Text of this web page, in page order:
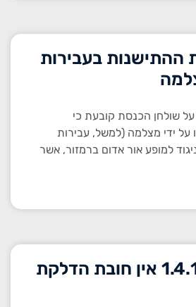
ההתישנות בעבירות
שולחן הכנסת קובעת כי
על ידי מצלמה (למשל, עבירות
למופע אור אדום ברמזור, אשר
החל מיום 1.4.10 אין חובת הדלקת